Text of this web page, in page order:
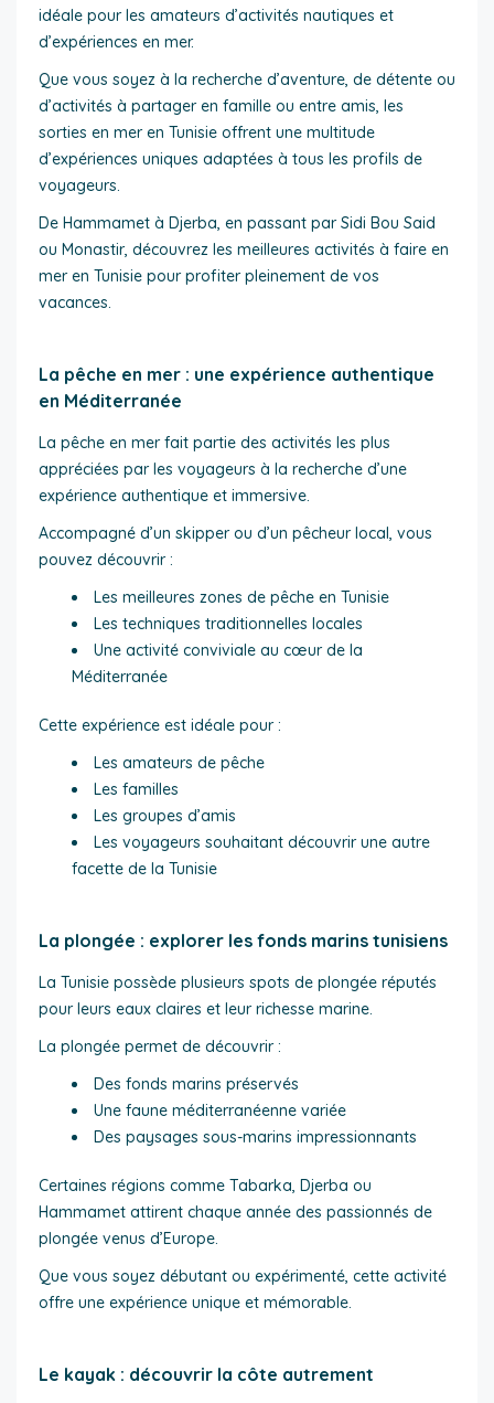
idéale pour les amateurs d’activités nautiques et
d’expériences en mer.
Que vous soyez à la recherche d’aventure, de détente ou
d’activités à partager en famille ou entre amis, les
sorties en mer en Tunisie offrent une multitude
d’expériences uniques adaptées à tous les profils de
voyageurs.
De Hammamet à Djerba, en passant par Sidi Bou Said
ou Monastir, découvrez les meilleures activités à faire en
mer en Tunisie pour profiter pleinement de vos
vacances.
La pêche en mer : une expérience authentique
en Méditerranée
La pêche en mer fait partie des activités les plus
appréciées par les voyageurs à la recherche d’une
expérience authentique et immersive.
Accompagné d’un skipper ou d’un pêcheur local, vous
pouvez découvrir :
Les meilleures zones de pêche en Tunisie
Les techniques traditionnelles locales
Une activité conviviale au cœur de la
Méditerranée
Cette expérience est idéale pour :
Les amateurs de pêche
Les familles
Les groupes d’amis
Les voyageurs souhaitant découvrir une autre
facette de la Tunisie
La plongée : explorer les fonds marins tunisiens
La Tunisie possède plusieurs spots de plongée réputés
pour leurs eaux claires et leur richesse marine.
La plongée permet de découvrir :
Des fonds marins préservés
Une faune méditerranéenne variée
Des paysages sous-marins impressionnants
Certaines régions comme Tabarka, Djerba ou
Hammamet attirent chaque année des passionnés de
plongée venus d’Europe.
Que vous soyez débutant ou expérimenté, cette activité
offre une expérience unique et mémorable.
Le kayak : découvrir la côte autrement